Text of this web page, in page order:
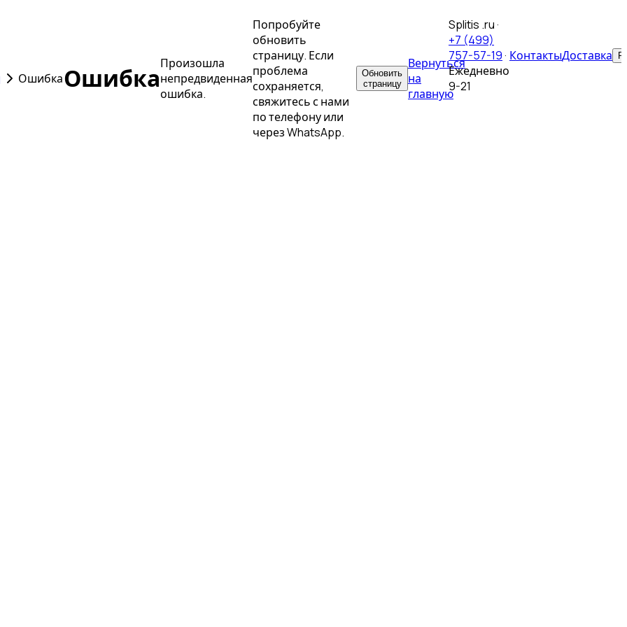
ОшибкаОшибкаПроизошла
непредвиденная
ошибка.
Попробуйте
обновить
страницу. Если
проблема
сохраняется,
свяжитесь с нами
по телефону или
через WhatsApp.
Обновить
страницу
Вернуться
на
главную
Splitis .ru·
+7 (499)
757-57-19·
Ежедневно
9-21
КонтактыДоставка